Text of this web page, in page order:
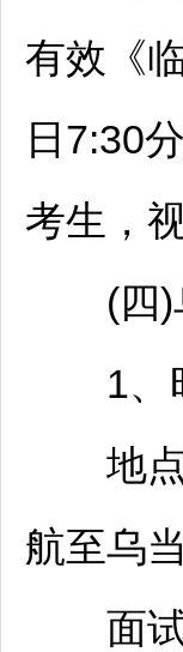
有效《
日7:30
考生，
(四)
1、时
地点
航至乌当
面试